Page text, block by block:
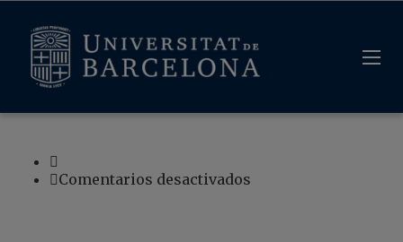
Comentarios desactivados